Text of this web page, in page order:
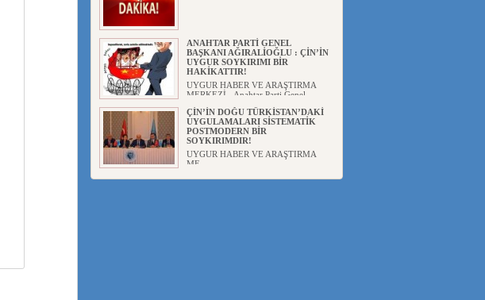
ANAHTAR PARTİ GENEL
BAŞKANI AĞIRALİOĞLU : ÇİN’İN
UYGUR SOYKIRIMI BİR
HAKİKATTIR!
UYGUR HABER VE ARAŞTIRMA
MERKEZİ Anahtar Parti Genel
ÇİN’İN DOĞU TÜRKİSTAN’DAKİ
UYGULAMALARI SİSTEMATİK
POSTMODERN BİR
SOYKIRIMDIR!
UYGUR HABER VE ARAŞTIRMA
ME...
DİYANET AKADEMİSİ BAŞKANI